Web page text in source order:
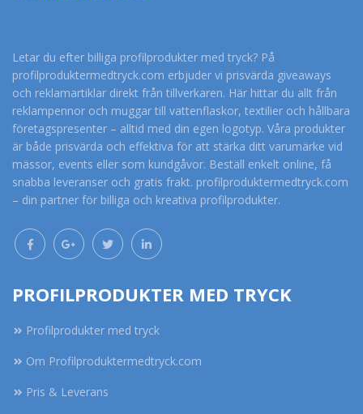
Letar du efter billiga profilprodukter med tryck? På
profilproduktermedtryck.com erbjuder vi prisvärda giveaways
och reklamartiklar direkt från tillverkaren. Här hittar du allt från
reklampennor och muggar till vattenflaskor, textilier och hållbara
företagspresenter – alltid med din egen logotyp. Våra produkter
är både prisvärda och effektiva för att stärka ditt varumärke vid
mässor, events eller som kundgåvor. Beställ enkelt online, få
snabba leveranser och gratis frakt. profilproduktermedtryck.com
– din partner för billiga och kreativa profilprodukter.
PROFILPRODUKTER MED TRYCK
Profilprodukter med tryck
Om Profilproduktermedtryck.com
Pris & Leverans